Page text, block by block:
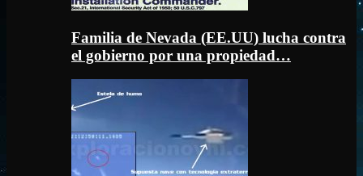
Familia de Nevada (EE.UU) lucha contra
el gobierno por una propiedad…